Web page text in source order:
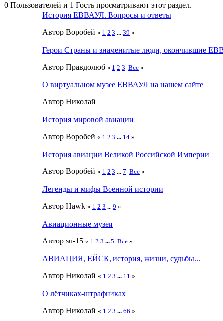
0 Пользователей и 1 Гость просматривают этот раздел.
История ЕВВАУЛ. Вопросы и ответы
Автор Воробей « 1 2 3 ... 39 »
Герои Страны и знаменитые люди, окончившие
Автор Прaвдолюб « 1 2 3 Все »
О виртуальном музее ЕВВАУЛ на нашем сайте
Автор Николай
История мировой авиации
Автор Воробей « 1 2 3 ... 14 »
История авиации Великой Российской Империи
Автор Воробей « 1 2 3 ... 7 Все »
Легенды и мифы Военной истории
Автор Hawk « 1 2 3 ... 9 »
Авиационные музеи
Автор su-15 « 1 2 3 ... 5 Все »
АВИАЦИЯ, ЕЙСК, история, жизни, судьбы...
Автор Николай « 1 2 3 ... 11 »
O лётчиках-штрафниках
Автор Николай « 1 2 3 ... 66 »